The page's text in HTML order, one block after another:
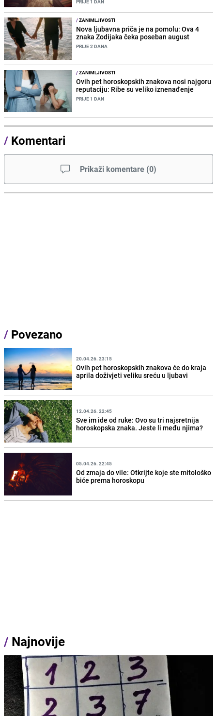
/ZANIMLJIVOSTI
Nova ljubavna priča je na pomolu: Ova 4
znaka Zodijaka čeka poseban august
PRIJE 2 DANA
/ZANIMLJIVOSTI
Ovih pet horoskopskih znakova nosi najgoru
reputaciju: Ribe su veliko iznenađenje
PRIJE 1 DAN
/ Komentari
Prikaži komentare (0)
/ Povezano
20.04.26. 23:15
Ovih pet horoskopskih znakova će do kraja
aprila doživjeti veliku sreću u ljubavi
12.04.26. 22:45
Sve im ide od ruke: Ovo su tri najsretnija
horoskopska znaka. Jeste li među njima?
05.04.26. 22:45
Od zmaja do vile: Otkrijte koje ste mitološko
biće prema horoskopu
/ Najnovije